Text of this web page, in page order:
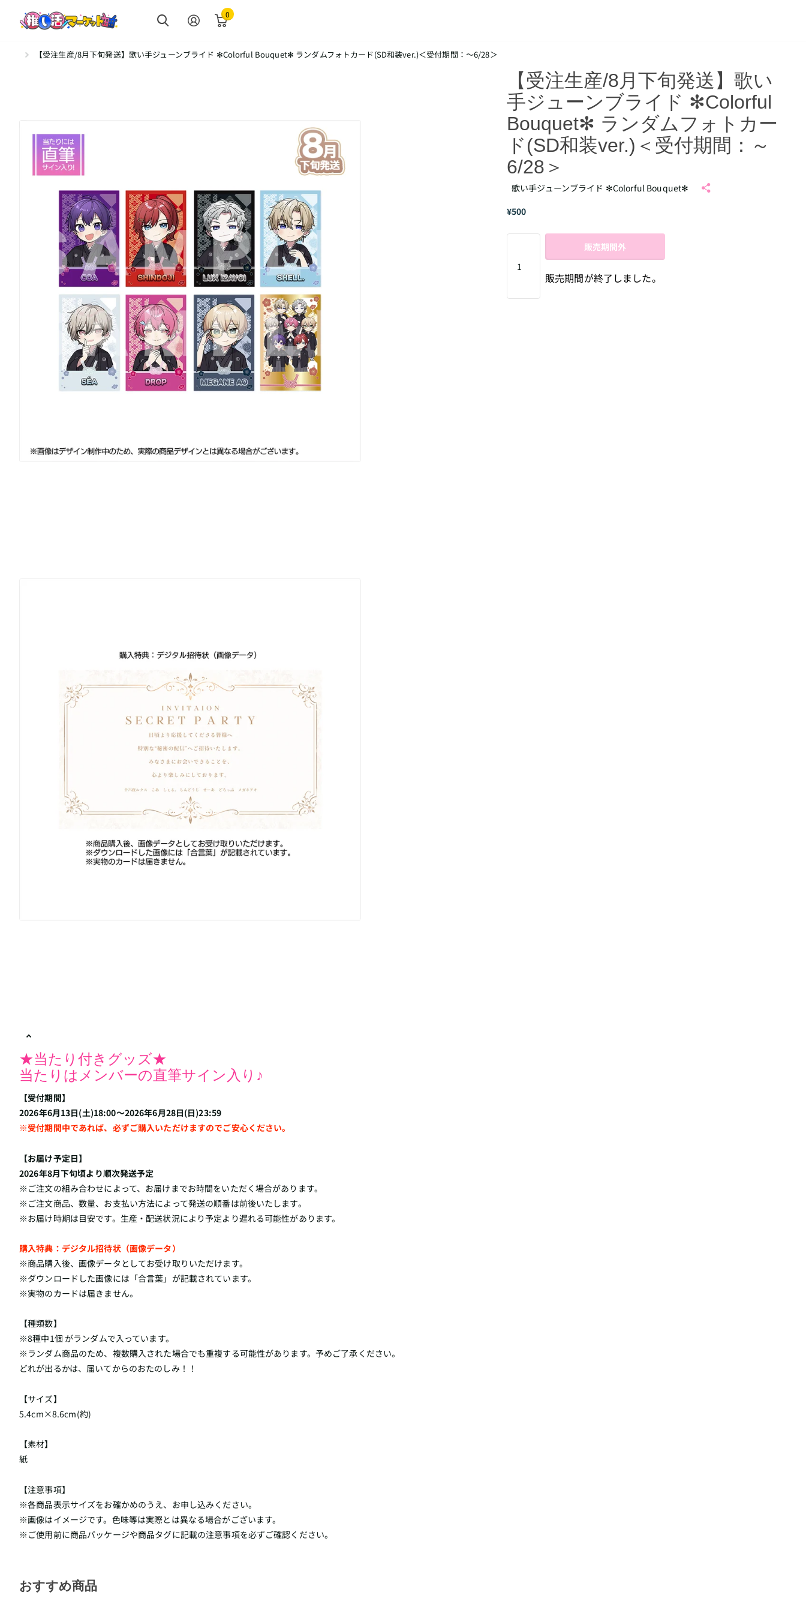
0
【受注生産/8月下旬発送】歌い手ジューンブライド ✻Colorful Bouquet✻ ランダムフォトカード(SD和装ver.)＜受付期間：～6/28＞
★当たり付きグッズ★
当たりはメンバーの直筆サイン入り♪
【受付期間】
2026年6月13日(土)18:00～2026年6月28日(日)23:59
※受付期間中であれば、必ずご購入いただけますのでご安心ください。
【お届け予定日】
2026年8月下旬頃より順次発送予定
※ご注文の組み合わせによって、お届けまでお時間をいただく場合があります。
※ご注文商品、数量、お支払い方法によって発送の順番は前後いたします。
※お届け時期は目安です。生産・配送状況により予定より遅れる可能性があります。
購入特典：デジタル招待状（画像データ）
※商品購入後、画像データとしてお受け取りいただけます。
※ダウンロードした画像には「合言葉」が記載されています。
※実物のカードは届きません。
【種類数】
※8種中1個 がランダムで入っています。
※ランダム商品のため、複数購入された場合でも重複する可能性があります。予めご了承ください。
どれが出るかは、届いてからのおたのしみ！！
【サイズ】
5.4cm×8.6cm(約)
【素材】
紙
【注意事項】
※各商品表示サイズをお確かめのうえ、お申し込みください。
※画像はイメージです。色味等は実際とは異なる場合がございます。
※ご使用前に商品パッケージや商品タグに記載の注意事項を必ずご確認ください。
【受注生産/8月下旬発送】歌い
手ジューンブライド ✻Colorful
Bouquet✻ ランダムフォトカー
ド(SD和装ver.)＜受付期間：～
6/28＞
歌い手ジューンブライド ✻Colorful Bouquet✻
¥500
販売期間外
販売期間が終了しました。
おすすめ商品